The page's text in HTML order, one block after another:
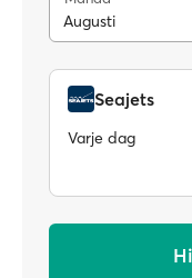
Augusti
Seajets
Varje dag